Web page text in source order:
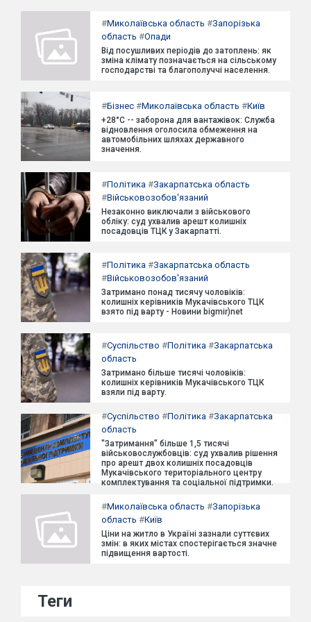
#Миколаївська область #Запорізька
область #Опади
Від посушливих періодів до затоплень: як
зміна клімату позначається на сільському
господарстві та благополуччі населення.
#Бізнес #Миколаївська область #Київ
+28°C -- заборона для вантажівок: Служба
відновлення оголосила обмеження на
автомобільних шляхах державного
значення.
#Політика #Закарпатська область
#Військовозобов'язаний
Незаконно виключали з військового
обліку: суд ухвалив арешт колишніх
посадовців ТЦК у Закарпатті.
#Політика #Закарпатська область
#Військовозобов'язаний
Затримано понад тисячу чоловіків:
колишніх керівників Мукачівського ТЦК
взято під варту - Новини bigmir)net
#Суспільство #Політика #Закарпатська
область
Затримано більше тисячі чоловіків:
колишніх керівників Мукачівського ТЦК
взяли під варту.
#Суспільство #Політика #Закарпатська
область
"Затримання" більше 1,5 тисячі
військовослужбовців: суд ухвалив рішення
про арешт двох колишніх посадовців
Мукачівського територіального центру
комплектування та соціальної підтримки.
#Миколаївська область #Запорізька
область #Київ
Ціни на житло в Україні зазнали суттєвих
змін: в яких містах спостерігається значне
підвищення вартості.
Теги